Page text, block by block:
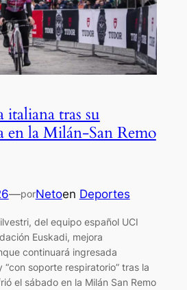
italiana tras su
en la Milán-San Remo
—porNetoen Deportes
del equipo español UCI
Euskadi, mejora
continuará ingresada
“con soporte respiratorio” tras la
el sábado en la Milán San Remo